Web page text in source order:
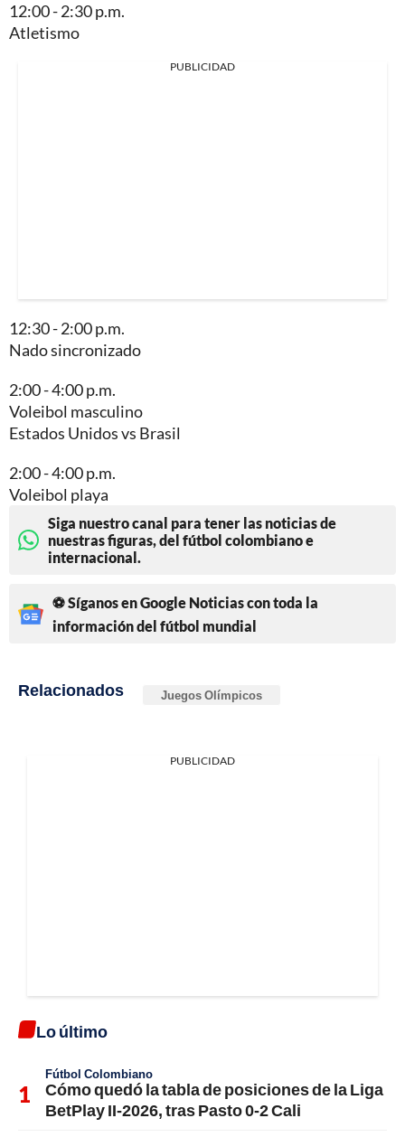
12:00 - 2:30 p.m.
Atletismo
PUBLICIDAD
12:30 - 2:00 p.m.
Nado sincronizado
2:00 - 4:00 p.m.
Voleibol masculino
Estados Unidos vs Brasil
2:00 - 4:00 p.m.
Voleibol playa
Siga nuestro canal para tener las noticias de
nuestras figuras, del fútbol colombiano e
internacional.
⚽ Síganos en Google Noticias con toda la
información del fútbol mundial
Relacionados Juegos Olímpicos
PUBLICIDAD
Lo último
Fútbol Colombiano
Cómo quedó la tabla de posiciones de la Liga
BetPlay II-2026, tras Pasto 0-2 Cali